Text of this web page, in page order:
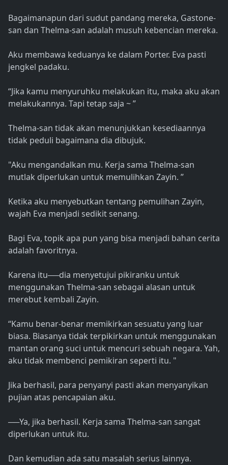
Bagaimanapun dari sudut pandang mereka, Gastone-
san dan Thelma-san adalah musuh kebencian mereka.
Aku membawa keduanya ke dalam Porter. Eva pasti
jengkel padaku.
“Jika kamu menyuruhku melakukan itu, maka aku akan
melakukannya. Tapi tetap saja ~ ”
Thelma-san tidak akan menunjukkan kesediaannya
tidak peduli bagaimana dia dibujuk.
"Aku mengandalkan mu. Kerja sama Thelma-san
mutlak diperlukan untuk memulihkan Zayin. ”
Ketika aku menyebutkan tentang pemulihan Zayin,
wajah Eva menjadi sedikit senang.
Bagi Eva, topik apa pun yang bisa menjadi bahan cerita
adalah favoritnya.
Karena itu──dia menyetujui pikiranku untuk
menggunakan Thelma-san sebagai alasan untuk
merebut kembali Zayin.
“Kamu benar-benar memikirkan sesuatu yang luar
biasa. Biasanya tidak terpikirkan untuk menggunakan
mantan orang suci untuk mencuri sebuah negara. Yah,
aku tidak membenci pemikiran seperti itu. "
Jika berhasil, para penyanyi pasti akan menyanyikan
pujian atas pencapaian aku.
──Ya, jika berhasil. Kerja sama Thelma-san sangat
diperlukan untuk itu.
Dan kemudian ada satu masalah serius lainnya.